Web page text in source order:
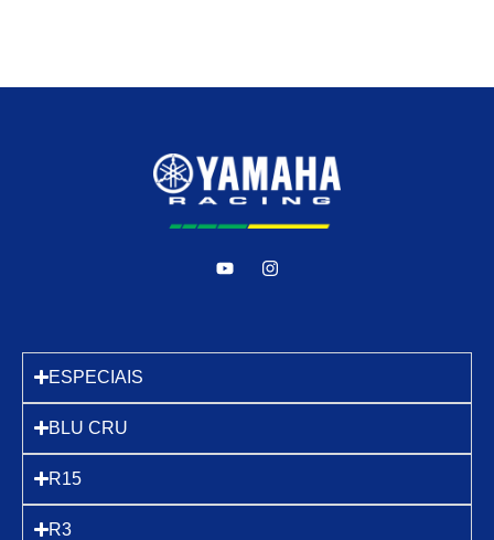
ESPECIAIS
BLU CRU
R15
R3